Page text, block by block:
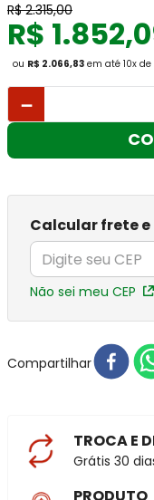
R$ 2.315,00
R$ 1.852,
ou R$ 2.066,83 em até 10x de
－
Calcular frete
Não sei meu CEP
Compartilhar
TROCA E
Grátis 30